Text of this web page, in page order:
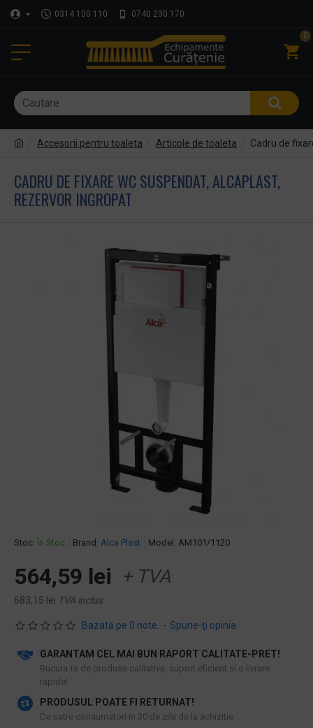
0314 100 110 0740 230 170
0
Accesorii pentru toaleta Articole de toaleta Cadru de
CADRU DE FIXARE WC SUSPENDAT, ALCAPLAST,
REZERVOR INGROPAT
Stoc: În Stoc Brand: Alca Plast Model: AM101/1120
Bazată pe 0 note. - Spune-ţi opinia
564,59 lei + TVA
683,15 lei TVA inclus
GARANTAM CEL MAI BUN RAPORT CALITATE-PRET!
​Bucura-te de produse calitative, suport eficient si o livrare
rapida!
PRODUSUL POATE FI RETURNAT!
De catre consumatori in 30 de zile de la achizitie